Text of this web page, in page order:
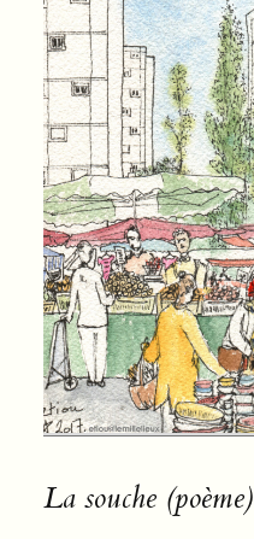
La souche (poème)